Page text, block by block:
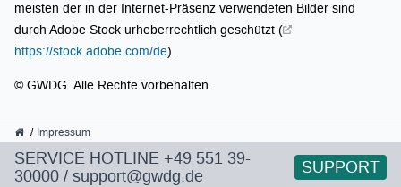
meisten der in der Internet-Präsenz verwendeten Bilder sind
durch Adobe Stock urheberrechtlich geschützt (
https://stock.adobe.com/de).
© GWDG. Alle Rechte vorbehalten.
GWDG
Impressum
SERVICE HOTLINE +49 551 39-
30000 / support@gwdg.de SUPPORT